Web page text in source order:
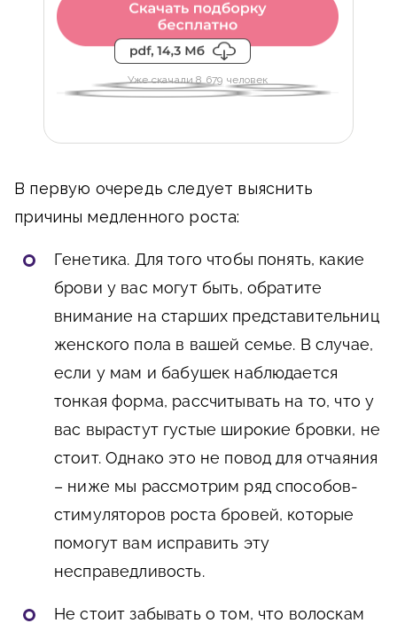
Уже скачали 8 679 человек
В первую очередь следует выяснить
причины медленного роста:
Генетика. Для того чтобы понять, какие
брови у вас могут быть, обратите
внимание на старших представительниц
женского пола в вашей семье. В случае,
если у мам и бабушек наблюдается
тонкая форма, рассчитывать на то, что у
вас вырастут густые широкие бровки, не
стоит. Однако это не повод для отчаяния
– ниже мы рассмотрим ряд способов-
стимуляторов роста бровей, которые
помогут вам исправить эту
несправедливость.
Не стоит забывать о том, что волоскам